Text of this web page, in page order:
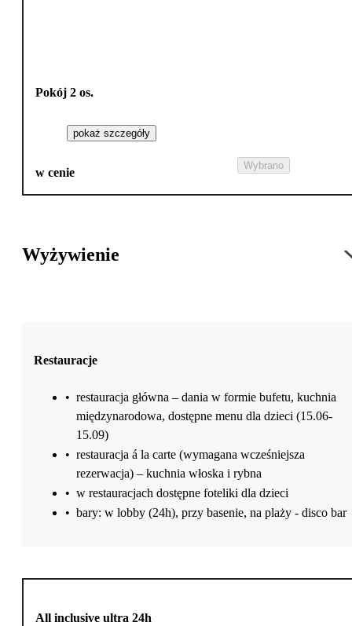
Pokój 2 os.
pokaż szczegóły
w cenie
Wybrano
Wyżywienie
Restauracje
• restauracja główna – dania w formie bufetu, kuchnia
międzynarodowa, dostępne menu dla dzieci (15.06-
15.09)
• restauracja á la carte (wymagana wcześniejsza
rezerwacja) – kuchnia włoska i rybna
• w restauracjach dostępne foteliki dla dzieci
• bary: w lobby (24h), przy basenie, na plaży - disco bar
All inclusive ultra 24h